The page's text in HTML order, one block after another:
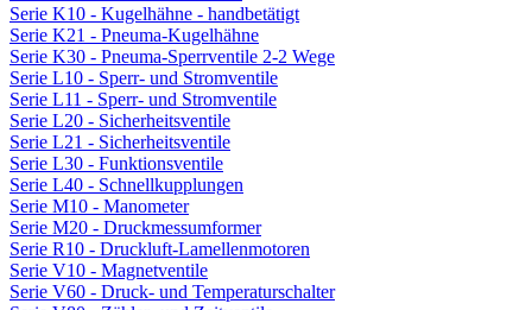
Serie K10 - Kugelhähne - handbetätigt
Serie K21 - Pneuma-Kugelhähne
Serie K30 - Pneuma-Sperrventile 2-2 Wege
Serie L10 - Sperr- und Stromventile
Serie L11 - Sperr- und Stromventile
Serie L20 - Sicherheitsventile
Serie L21 - Sicherheitsventile
Serie L30 - Funktionsventile
Serie L40 - Schnellkupplungen
Serie M10 - Manometer
Serie M20 - Druckmessumformer
Serie R10 - Druckluft-Lamellenmotoren
Serie V10 - Magnetventile
Serie V60 - Druck- und Temperaturschalter